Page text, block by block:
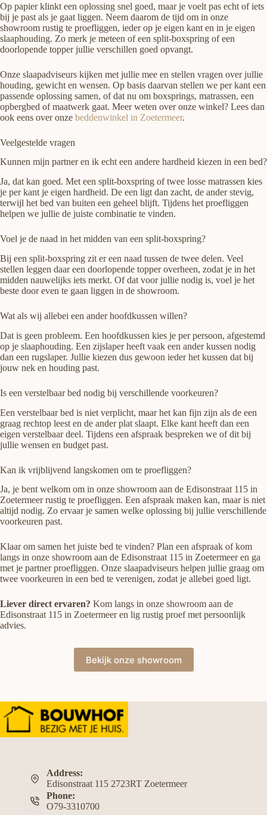
Op papier klinkt een oplossing snel goed, maar je voelt pas echt of iets
bij je past als je gaat liggen. Neem daarom de tijd om in onze
showroom rustig te proefliggen, ieder op je eigen kant en in je eigen
slaaphouding. Zo merk je meteen of een split-boxspring of een
doorlopende topper jullie verschillen goed opvangt.
Onze slaapadviseurs kijken met jullie mee en stellen vragen over jullie
houding, gewicht en wensen. Op basis daarvan stellen we per kant een
passende oplossing samen, of dat nu om boxsprings, matrassen, een
opbergbed of maatwerk gaat. Meer weten over onze winkel? Lees dan
ook eens over onze beddenwinkel in Zoetermeer.
Veelgestelde vragen
Kunnen mijn partner en ik echt een andere hardheid kiezen in een bed?
Ja, dat kan goed. Met een split-boxspring of twee losse matrassen kies
je per kant je eigen hardheid. De een ligt dan zacht, de ander stevig,
terwijl het bed van buiten een geheel blijft. Tijdens het proefliggen
helpen we jullie de juiste combinatie te vinden.
Voel je de naad in het midden van een split-boxspring?
Bij een split-boxspring zit er een naad tussen de twee delen. Veel
stellen leggen daar een doorlopende topper overheen, zodat je in het
midden nauwelijks iets merkt. Of dat voor jullie nodig is, voel je het
beste door even te gaan liggen in de showroom.
Wat als wij allebei een ander hoofdkussen willen?
Dat is geen probleem. Een hoofdkussen kies je per persoon, afgestemd
op je slaaphouding. Een zijslaper heeft vaak een ander kussen nodig
dan een rugslaper. Jullie kiezen dus gewoon ieder het kussen dat bij
jouw nek en houding past.
Is een verstelbaar bed nodig bij verschillende voorkeuren?
Een verstelbaar bed is niet verplicht, maar het kan fijn zijn als de een
graag rechtop leest en de ander plat slaapt. Elke kant heeft dan een
eigen verstelbaar deel. Tijdens een afspraak bespreken we of dit bij
jullie wensen en budget past.
Kan ik vrijblijvend langskomen om te proefliggen?
Ja, je bent welkom om in onze showroom aan de Edisonstraat 115 in
Zoetermeer rustig te proefliggen. Een afspraak maken kan, maar is niet
altijd nodig. Zo ervaar je samen welke oplossing bij jullie verschillende
voorkeuren past.
Klaar om samen het juiste bed te vinden? Plan een afspraak of kom
langs in onze showroom aan de Edisonstraat 115 in Zoetermeer en ga
met je partner proefliggen. Onze slaapadviseurs helpen jullie graag om
twee voorkeuren in een bed te verenigen, zodat je allebei goed ligt.
Liever direct ervaren? Kom langs in onze showroom aan de
Edisonstraat 115 in Zoetermeer en lig rustig proef met persoonlijk
advies.
Bekijk onze showroom
Address:
Edisonstraat 115 2723RT Zoetermeer
Phone:
O79-3310700